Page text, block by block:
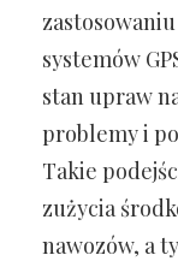
systemów
stan upraw
problemy i
Takie
zużycia
nawozów, a